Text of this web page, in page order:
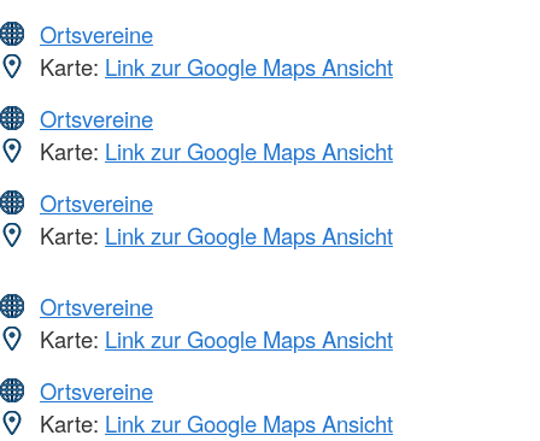
Ortsvereine
Karte: Link zur Google Maps Ansicht
Ortsvereine
Karte: Link zur Google Maps Ansicht
Ortsvereine
Karte: Link zur Google Maps Ansicht
Ortsvereine
Karte: Link zur Google Maps Ansicht
Ortsvereine
Karte: Link zur Google Maps Ansicht